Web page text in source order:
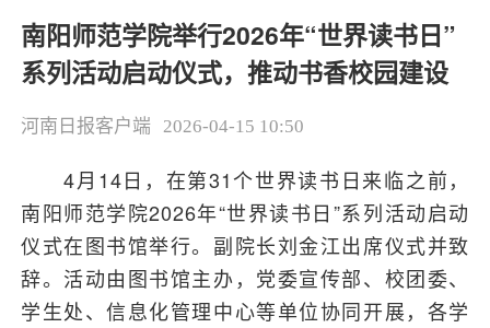
南阳师范学院举行2026年“世界读书日”
系列活动启动仪式，推动书香校园建设
河南日报客户端 2026-04-15 10:50
4月14日，在第31个世界读书日来临之前，
南阳师范学院2026年“世界读书日”系列活动启动
仪式在图书馆举行。副院长刘金江出席仪式并致
辞。活动由图书馆主办，党委宣传部、校团委、
学生处、信息化管理中心等单位协同开展，各学